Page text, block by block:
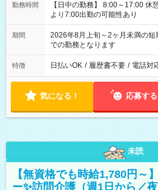
勤務時間
【日中の勤務】 8:00～17:00
より7:00出勤の可能性あり
期間
2026年8月上旬～2ヶ月未満の
での勤務となります
特徴 日払いOK / 履歴書不要 / 電話対
気になる！ 応募する
未読
【無資格でも時給1,780円～
ー✨訪問介護（週1日から／